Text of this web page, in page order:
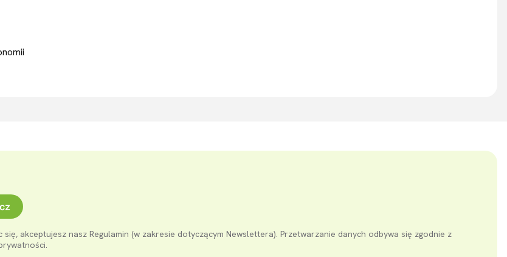
się, akceptujesz nasz Regulamin (w zakresie dotyczącym Newslettera). Przetwarzanie danych odbywa się zgodnie z